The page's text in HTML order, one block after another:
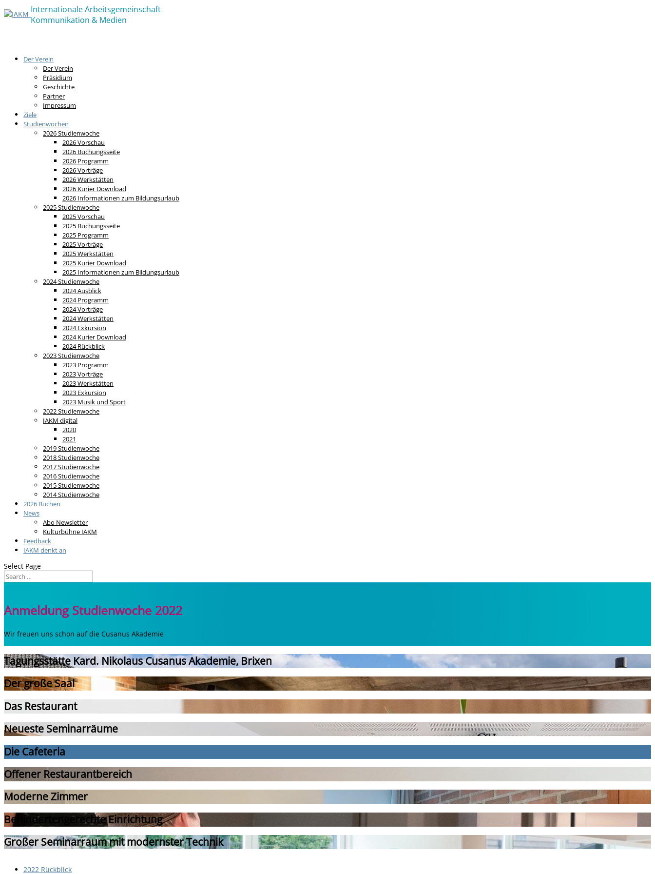
Der Verein
Der Verein
Präsidium
Geschichte
Partner
Impressum
Ziele
Studienwochen
2026 Studienwoche
2026 Vorschau
2026 Buchungsseite
2026 Programm
2026 Vorträge
2026 Werkstätten
2026 Kurier Download
2026 Informationen zum Bildungsurlaub
2025 Studienwoche
2025 Vorschau
2025 Buchungsseite
2025 Programm
2025 Vorträge
2025 Werkstätten
2025 Kurier Download
2025 Informationen zum Bildungsurlaub
2024 Studienwoche
2024 Ausblick
2024 Programm
2024 Vorträge
2024 Werkstätten
2024 Exkursion
2024 Kurier Download
2024 Rückblick
2023 Studienwoche
2023 Programm
2023 Vorträge
2023 Werkstätten
2023 Exkursion
2023 Musik und Sport
2022 Studienwoche
IAKM digital
2020
2021
2019 Studienwoche
2018 Studienwoche
2017 Studienwoche
2016 Studienwoche
2015 Studienwoche
2014 Studienwoche
2026 Buchen
News
Abo Newsletter
Kulturbühne IAKM
Feedback
IAKM denkt an
Select Page
Anmeldung Studienwoche 2022
Wir freuen uns schon auf die Cusanus Akademie
Tagungsstätte Kard. Nikolaus Cusanus Akademie, Brixen
Der große Saal
Das Restaurant
Neueste Seminarräume
Die Cafeteria
Offener Restaurantbereich
Moderne Zimmer
Behindertengerechte Einrichtung
Großer Seminarraum mit modernster Technik
2022 Rückblick